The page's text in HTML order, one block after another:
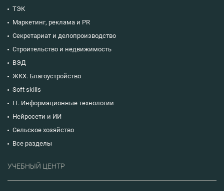
ТЭК
Маркетинг, реклама и PR
Секретариат и делопроизводство
Строительство и недвижимость
ВЭД
ЖКХ. Благоустройство
Soft skills
IT. Информационные технологии
Нейросети и ИИ
Сельское хозяйство
Все разделы
УЧЕБНЫЙ ЦЕНТР